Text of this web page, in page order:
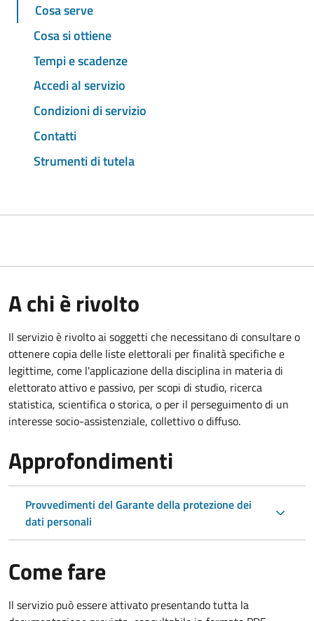
Cosa serve
Cosa si ottiene
Tempi e scadenze
Accedi al servizio
Condizioni di servizio
Contatti
Strumenti di tutela
A chi è rivolto
Il servizio è rivolto ai soggetti che necessitano di consultare o
ottenere copia delle liste elettorali per finalità specifiche e
legittime, come l'applicazione della disciplina in materia di
elettorato attivo e passivo, per scopi di studio, ricerca
statistica, scientifica o storica, o per il perseguimento di un
interesse socio-assistenziale, collettivo o diffuso.
Approfondimenti
Provvedimenti del Garante della protezione dei
dati personali
Come fare
Il servizio può essere attivato presentando tutta la